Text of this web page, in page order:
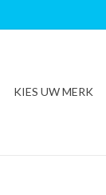
KIES UW MERK